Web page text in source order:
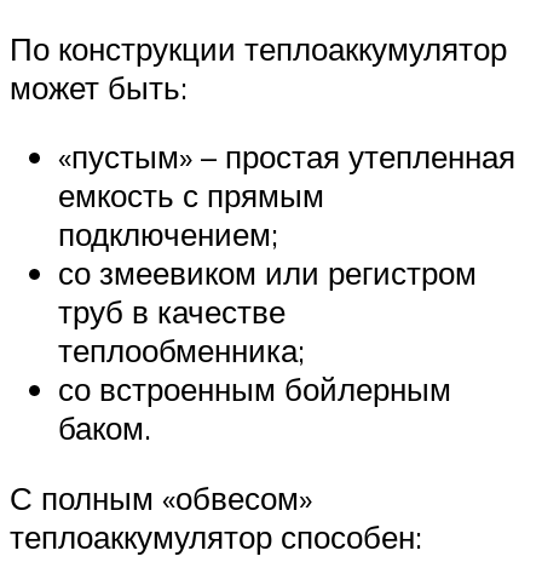
По конструкции теплоаккумулятор
может быть:
«пустым» – простая утепленная
емкость с прямым
подключением;
со змеевиком или регистром
труб в качестве
теплообменника;
со встроенным бойлерным
баком.
С полным «обвесом»
теплоаккумулятор способен: